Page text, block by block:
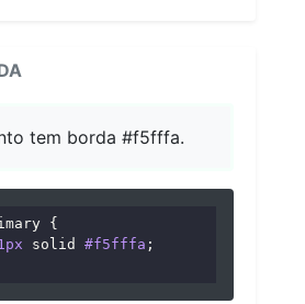
tem borda #f5fffa.
{
solid #f5fffa ;